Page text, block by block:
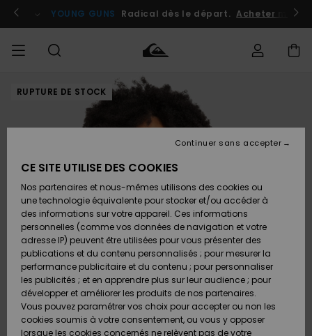
l'information
le
Se connecter / s'inscrire
YOUNG GUNS Radical dès le départ. Acheter
HOMME Vêtements
Chaussures
& Tongs
Surf
Snow
Vêtements
Chaussures
& Tongs
Surf
Snow
FEMME
Shop
A
Découvrir
Snow
SURF
Surf
Homme
Surf
Shop
Enfant
Highlights
Communauté
SNOW
Snow
Homme
Snow
Shop
Enfant
Snow
Shop
Femme
A
Découvrir
OUTLET
Outlet
Enfant
Outlet
Femme
AIDE &
Accéder à
ma
commande
Retours
Paiement
Carte
Cadeau
Quiksilver
Freedom
RUPTURE DE STOCK
CE SITE UTILISE DES COOKIES
Nos partenaires et nous-mêmes utilisons des cookies ou
une technologie équivalente pour stocker et/ou accéder à
des informations sur votre appareil. Ces informations
personnelles (comme vos données de navigation et votre
adresse IP) peuvent être utilisées pour vous présenter des
publications et du contenu personnalisés ; pour mesurer la
performance publicitaire et du contenu ; pour personnaliser
les publicités ; et en apprendre plus sur leur audience ; pour
développer et améliorer les produits de nos partenaires.
Vous pouvez paramétrer vos choix pour accepter ou non les
cookies soumis à votre consentement, ou vous y opposer
lorsque les cookies concernés ne relèvent pas de votre
Continuer sans accepter